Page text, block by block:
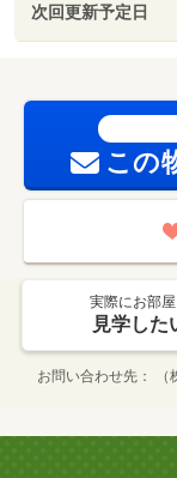
次回更新予定日
この
実際にお部
見学した
お問い合わせ先